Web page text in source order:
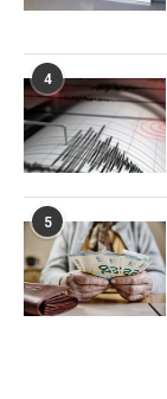
4
5